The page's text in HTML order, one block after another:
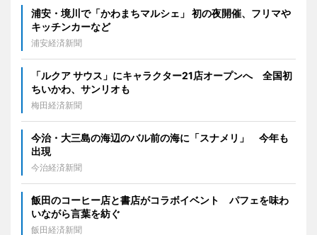
浦安・境川で「かわまちマルシェ」 初の夜開催、フリマや
キッチンカーなど
浦安経済新聞
「ルクア サウス」にキャラクター21店オープンへ 全国初
ちいかわ、サンリオも
梅田経済新聞
今治・大三島の海辺のバル前の海に「スナメリ」 今年も
出現
今治経済新聞
飯田のコーヒー店と書店がコラボイベント パフェを味わ
いながら言葉を紡ぐ
飯田経済新聞